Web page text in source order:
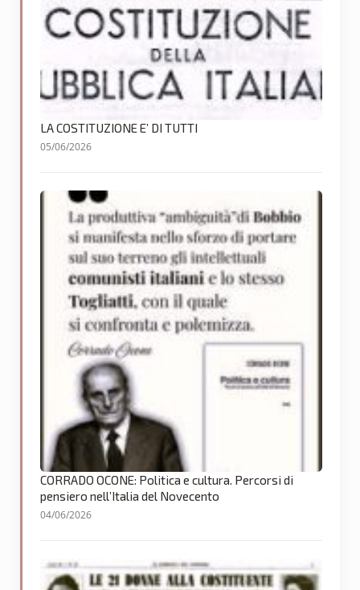
LA COSTITUZIONE E’ DI TUTTI
05/06/2026
CORRADO OCONE: Politica e cultura. Percorsi di
pensiero nell’Italia del Novecento
04/06/2026